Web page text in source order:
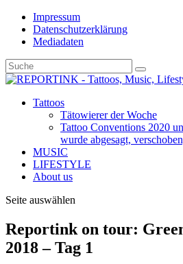
Impressum
Datenschutzerklärung
Mediadaten
Tattoos
Tätowierer der Woche
Tattoo Conventions 2020
wurde abgesagt,
MUSIC
LIFESTYLE
About us
Seite auswählen
Reportink on tour:
2018 – Tag 1